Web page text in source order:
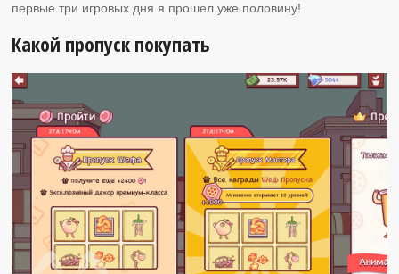
первые три игровых дня я прошел уже половину!
Какой пропуск покупать